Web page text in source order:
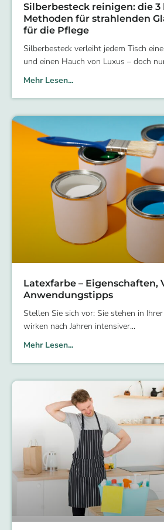
Silberbesteck reinigen: die 3
Methoden für strahlenden
für die Pflege
Silberbesteck verleiht jedem Tisch
und einen Hauch von Luxus – doch
Mehr Lesen...
Latexfarbe – Eigenschaften,
Anwendungstipps
Stellen Sie sich vor: Sie stehen in
wirken nach Jahren intensiver
Mehr Lesen...